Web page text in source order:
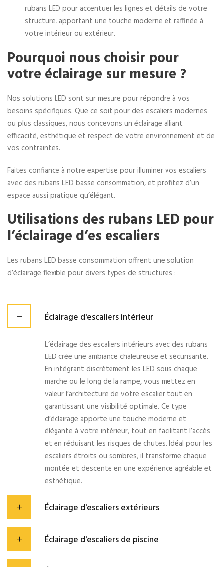
rubans LED pour accentuer les lignes et détails de votre
structure, apportant une touche moderne et raffinée à
votre intérieur ou extérieur.
Pourquoi nous choisir pour
votre éclairage sur mesure ?
Nos solutions LED sont sur mesure pour répondre à vos
besoins spécifiques. Que ce soit pour des escaliers modernes
ou plus classiques, nous concevons un éclairage alliant
efficacité, esthétique et respect de votre environnement et de
vos contraintes.
Faites confiance à notre expertise pour illuminer vos escaliers
avec des rubans LED basse consommation, et profitez d’un
espace aussi pratique qu’élégant.
Utilisations des rubans LED pour
l’éclairage d’es escaliers
Les rubans LED basse consommation offrent une solution
d’éclairage flexible pour divers types de structures :
Éclairage d'escaliers intérieur
L’éclairage des escaliers intérieurs avec des rubans
LED crée une ambiance chaleureuse et sécurisante.
En intégrant discrètement les LED sous chaque
marche ou le long de la rampe, vous mettez en
valeur l’architecture de votre escalier tout en
garantissant une visibilité optimale. Ce type
d’éclairage apporte une touche moderne et
élégante à votre intérieur, tout en facilitant l’accès
et en réduisant les risques de chutes. Idéal pour les
escaliers étroits ou sombres, il transforme chaque
montée et descente en une expérience agréable et
esthétique.
Éclairage d'escaliers extérieurs
Éclairage d'escaliers de piscine